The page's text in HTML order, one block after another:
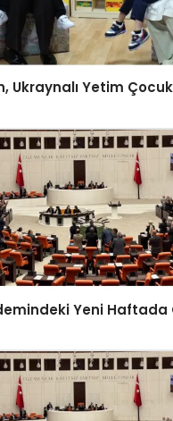
Ukraynalı Yetim
Yeni Haftada